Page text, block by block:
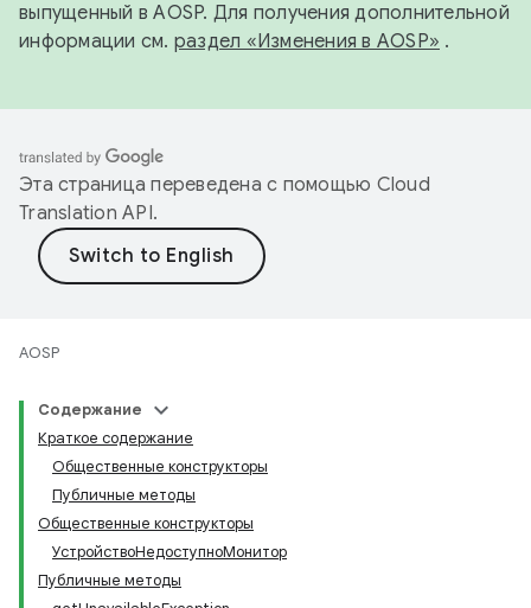
выпущенный в AOSP. Для получения дополнительной
информации см. раздел «Изменения в AOSP» .
Эта страница переведена с помощью Cloud
Translation API.
AOSP
Содержание
Краткое содержание
Общественные конструкторы
Публичные методы
Общественные конструкторы
УстройствоНедоступноМонитор
Публичные методы